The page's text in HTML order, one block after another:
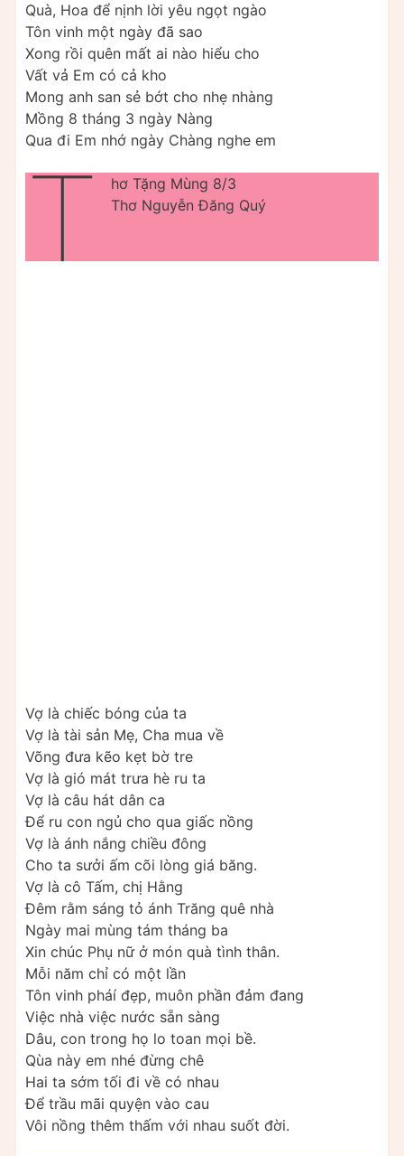
Quà, Hoa để nịnh lời yêu ngọt ngào
Tôn vinh một ngày đã sao
Xong rồi quên mất ai nào hiểu cho
Vất vả Em có cả kho
Mong anh san sẻ bớt cho nhẹ nhàng
Mồng 8 tháng 3 ngày Nàng
Qua đi Em nhớ ngày Chàng nghe em
T
hơ Tặng Mùng 8/3
Thơ Nguyễn Đăng Quý
Vợ là chiếc bóng của ta
Vợ là tài sản Mẹ, Cha mua về
Võng đưa kẽo kẹt bờ tre
Vợ là gió mát trưa hè ru ta
Vợ là câu hát dân ca
Để ru con ngủ cho qua giấc nồng
Vợ là ánh nắng chiều đông
Cho ta sưởi ấm cõi lòng giá băng.
Vợ là cô Tấm, chị Hằng
Đêm rằm sáng tỏ ánh Trăng quê nhà
Ngày mai mùng tám tháng ba
Xin chúc Phụ nữ ở món quà tình thân.
Mỗi năm chỉ có một lần
Tôn vinh pháí đẹp, muôn phần đảm đang
Việc nhà việc nước sẵn sàng
Dâu, con trong họ lo toan mọi bề.
Qùa này em nhé đừng chê
Hai ta sớm tối đi về có nhau
Để trầu mãi quyện vào cau
Vôi nồng thêm thấm với nhau suốt đời.